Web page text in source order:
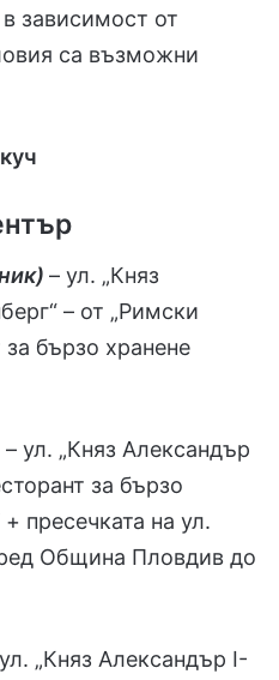
зависимост от
са възможни
– ул. „Княз
– от „Римски
за бързо хранене
– ул. „Княз Александър
за бързо
пресечката на ул.
Община Пловдив до
„Княз Александър I-